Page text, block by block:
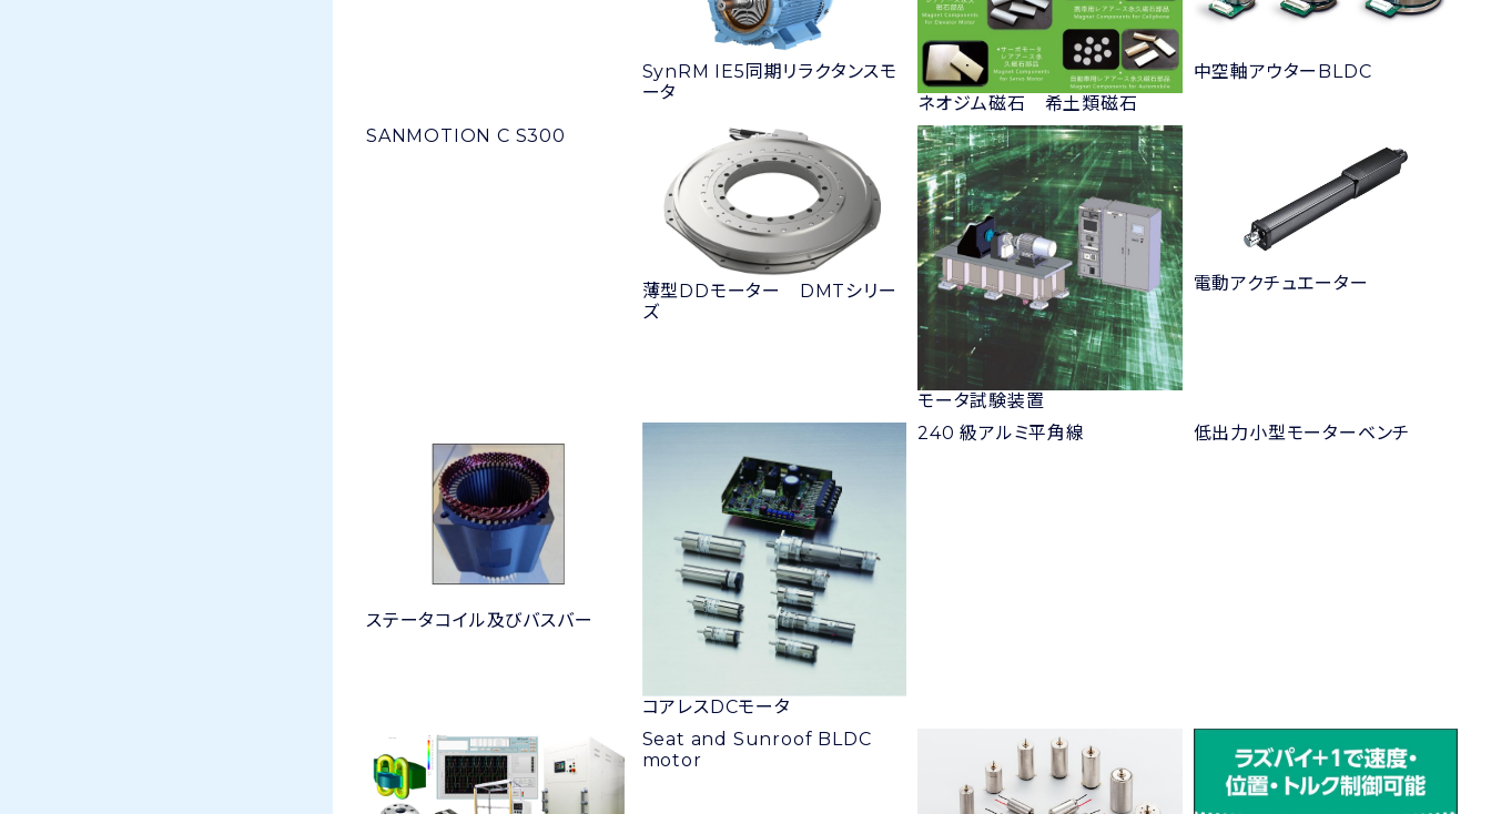
SynRM IE5同期リラクタンスモ
ータ
ネオジム磁石 希土類磁石
中空軸アウターBLDC
SANMOTION C S300
薄型DDモーター DMTシリー
ズ
モータ試験装置
電動アクチュエーター
ステータコイル及びバスバー
コアレスDCモータ
240 級アルミ平角線 低出力小型モーターベンチ
Seat and Sunroof BLDC
motor